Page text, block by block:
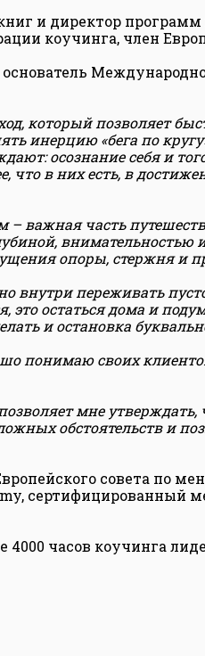
и директор программ
коучинга, член
который позволяет
инерцию «бега по
осознание себя и
что в них есть, в
– важная часть
внимательностью
опоры, стержня и
внутри переживать
это остаться дома и
и остановка
понимаю своих
мне утверждать,
обстоятельств и
совета по
сертифицированный
4000 часов коучинга